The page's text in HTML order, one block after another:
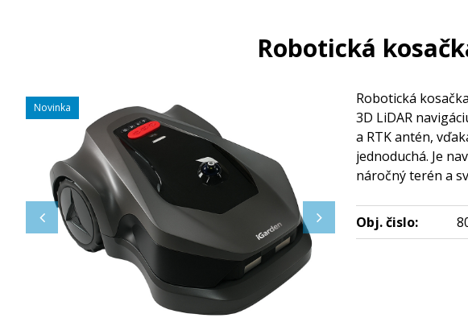
Robotická
Novinka
Robotická
3D LiDAR
a RTK antén,
jednoduchá. Je
náročný terén a
Obj. čislo: